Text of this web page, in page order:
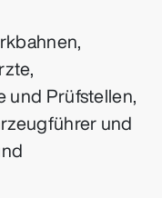
und Prüfstellen,
und